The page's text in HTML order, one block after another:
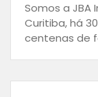
Somos a JBA
Curitiba, há
centenas de